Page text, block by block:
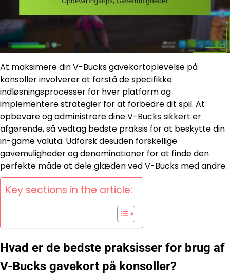
At maksimere din V-Bucks gavekortoplevelse på
konsoller involverer at forstå de specifikke
indløsningsprocesser for hver platform og
implementere strategier for at forbedre dit spil. At
opbevare og administrere dine V-Bucks sikkert er
afgørende, så vedtag bedste praksis for at beskytte din
in-game valuta. Udforsk desuden forskellige
gavemuligheder og denominationer for at finde den
perfekte måde at dele glæden ved V-Bucks med andre.
Key sections in the article:
Hvad er de bedste praksisser for brug af
V-Bucks gavekort på konsoller?